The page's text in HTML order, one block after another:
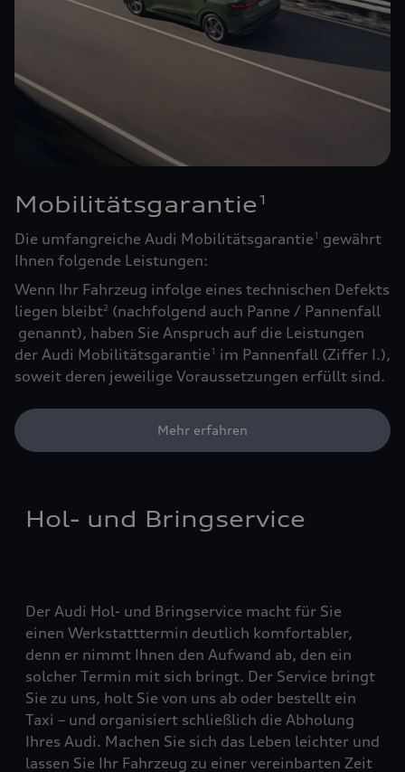
Mobilitätsgarantie1
Die umfangreiche Audi Mobilitätsgarantie1
gewährt
Ihnen folgende Leistungen:
Wenn Ihr Fahrzeug infolge eines technischen Defekts
liegen bleibt2 (nachfolgend auch Panne / Pannenfall
genannt), haben Sie Anspruch auf die Leistungen
der Audi Mobilitätsgarantie1
im Pannenfall (Ziffer I.),
soweit deren jeweilige Voraussetzungen erfüllt sind.
Mehr erfahren
Hol- und Bringservice
Der Audi Hol- und Bringservice macht für Sie
einen Werkstatttermin deutlich komfortabler,
denn er nimmt Ihnen den Aufwand ab, den ein
solcher Termin mit sich bringt. Der Service bringt
Sie zu uns, holt Sie von uns ab oder bestellt ein
Taxi – und organisiert schließlich die Abholung
Ihres Audi. Machen Sie sich das Leben leichter und
lassen Sie Ihr Fahrzeug zu einer vereinbarten Zeit